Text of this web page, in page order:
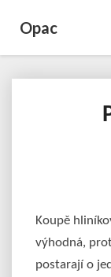
Opac
Koupě
výhodná,
postarají o